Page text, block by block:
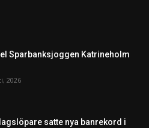
Sparbanksjoggen Katrineholm
2026
satte nya banrekord i